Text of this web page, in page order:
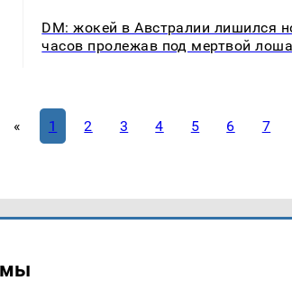
DM: жокей в Австралии лишился
часов пролежав под мертвой
« 1 2 3 4 5 6 7